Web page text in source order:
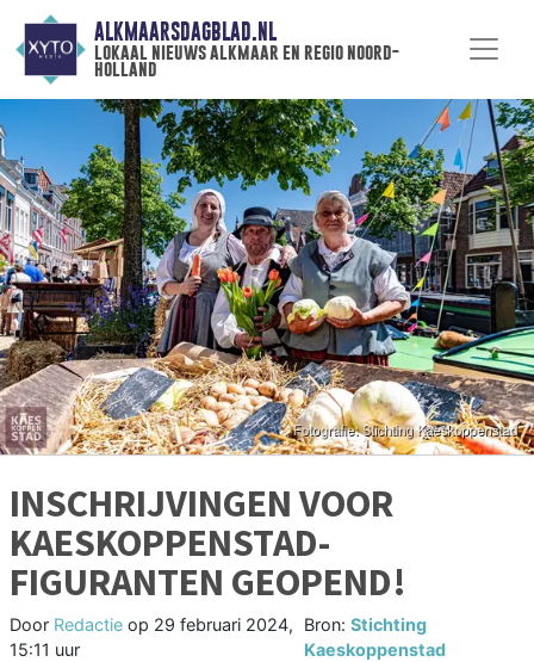
ALKMAARSDAGBLAD.NL
lokaal nieuws alkmaar en regio noord-
holland
INSCHRIJVINGEN VOOR
KAESKOPPENSTAD-
FIGURANTEN GEOPEND!
Door Redactie op 29 februari 2024,
15:11 uur
Bron:Stichting
Kaeskoppenstad